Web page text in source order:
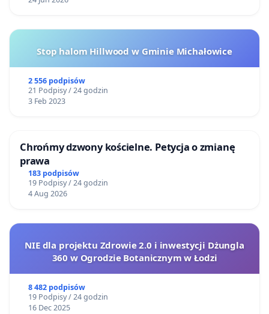
Stop halom Hillwood w Gminie Michałowice
2 556 podpisów
21 Podpisy / 24 godzin
3 Feb 2023
Chrońmy dzwony kościelne. Petycja o zmianę
prawa
183 podpisów
19 Podpisy / 24 godzin
4 Aug 2026
NIE dla projektu Zdrowie 2.0 i inwestycji Dżungla
360 w Ogrodzie Botanicznym w Łodzi
8 482 podpisów
19 Podpisy / 24 godzin
16 Dec 2025